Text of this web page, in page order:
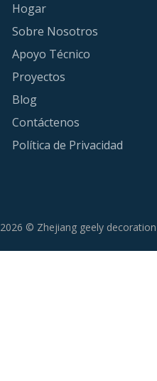
Hogar
Sobre Nosotros
Apoyo Técnico
Proyectos
Blog
Contáctenos
Política de Privacidad
2026 © Zhejiang geely